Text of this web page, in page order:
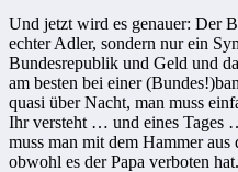
Und jetzt wird es genauer: Der
echter Adler, sondern nur ein
Bundesrepublik und Geld und
am besten bei einer
quasi über Nacht, man muss
Ihr versteht … und eines Tages
muss man mit dem Hammer
obwohl es der Papa verboten hat.